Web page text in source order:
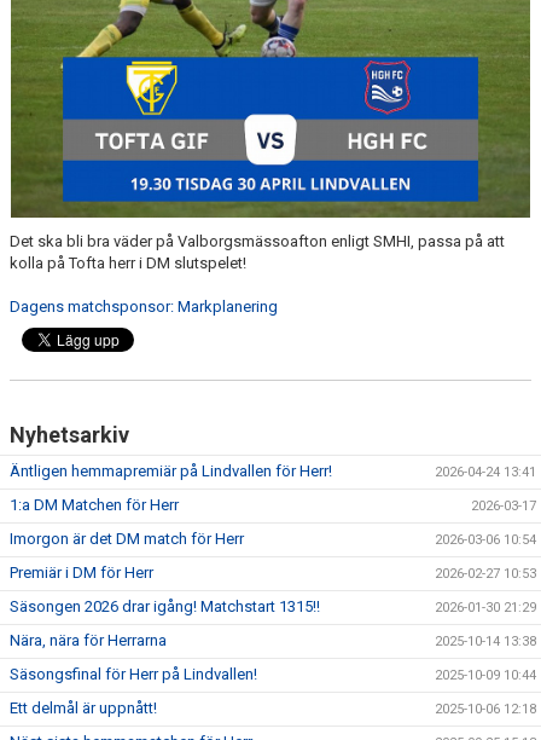
Det ska bli bra väder på Valborgsmässoafton enligt SMHI, passa på att
kolla på Tofta herr i DM slutspelet!
Dagens matchsponsor: Markplanering
Nyhetsarkiv
Äntligen hemmapremiär på Lindvallen för Herr! 2026-04-24 13:41
1:a DM Matchen för Herr 2026-03-17
Imorgon är det DM match för Herr 2026-03-06 10:54
Premiär i DM för Herr 2026-02-27 10:53
Säsongen 2026 drar igång! Matchstart 1315!! 2026-01-30 21:29
Nära, nära för Herrarna 2025-10-14 13:38
Säsongsfinal för Herr på Lindvallen! 2025-10-09 10:44
Ett delmål är uppnått! 2025-10-06 12:18